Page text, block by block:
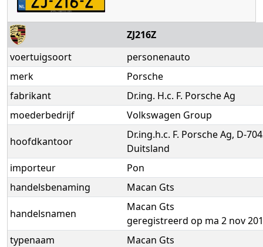
ZJ216Z
voertuigsoort
personenauto
merk
Porsche
fabrikant
Dr.ing. H.c. F. Porsche Ag
moederbedrijf
Volkswagen Group
hoofdkantoor
Dr.ing.h.c. F. Porsche Ag, D-
Duitsland
importeur
Pon
handelsbenaming
Macan Gts
handelsnamen
Macan Gts
geregistreerd op ma 2 nov
typenaam
Macan Gts